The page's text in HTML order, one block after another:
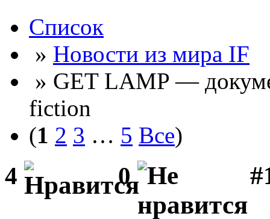
Список
» Новости из мира IF
» GET LAMP —
fiction
(1 2 3 … 5 Все)
4 0